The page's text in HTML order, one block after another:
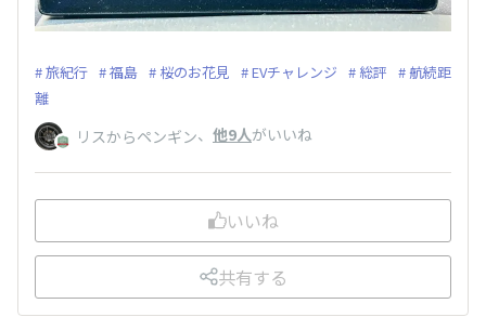
旅紀行 福島 桜のお花見 EVチャレンジ 総評
航続距
離
リスからペンギン、 他9人がいいね
いいね
共有する